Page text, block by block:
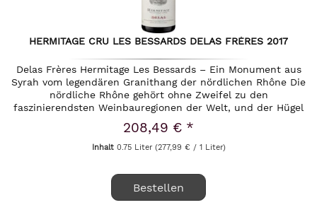
HERMITAGE CRU LES BESSARDS DELAS FRÈRES 2017
Delas Frères Hermitage Les Bessards – Ein Monument aus
Syrah vom legendären Granithang der nördlichen Rhône Die
nördliche Rhône gehört ohne Zweifel zu den
faszinierendsten Weinbauregionen der Welt, und der Hügel
von Hermitage ist ihr...
208,49 € *
Inhalt 0.75 Liter (277,99 € / 1 Liter)
Bestellen